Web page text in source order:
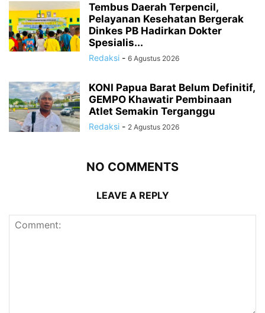
Tembus Daerah Terpencil,
Pelayanan Kesehatan Bergerak
Dinkes PB Hadirkan Dokter
Spesialis...
Redaksi - 6 Agustus 2026
KONI Papua Barat Belum Definitif,
GEMPO Khawatir Pembinaan
Atlet Semakin Terganggu
Redaksi - 2 Agustus 2026
NO COMMENTS
LEAVE A REPLY